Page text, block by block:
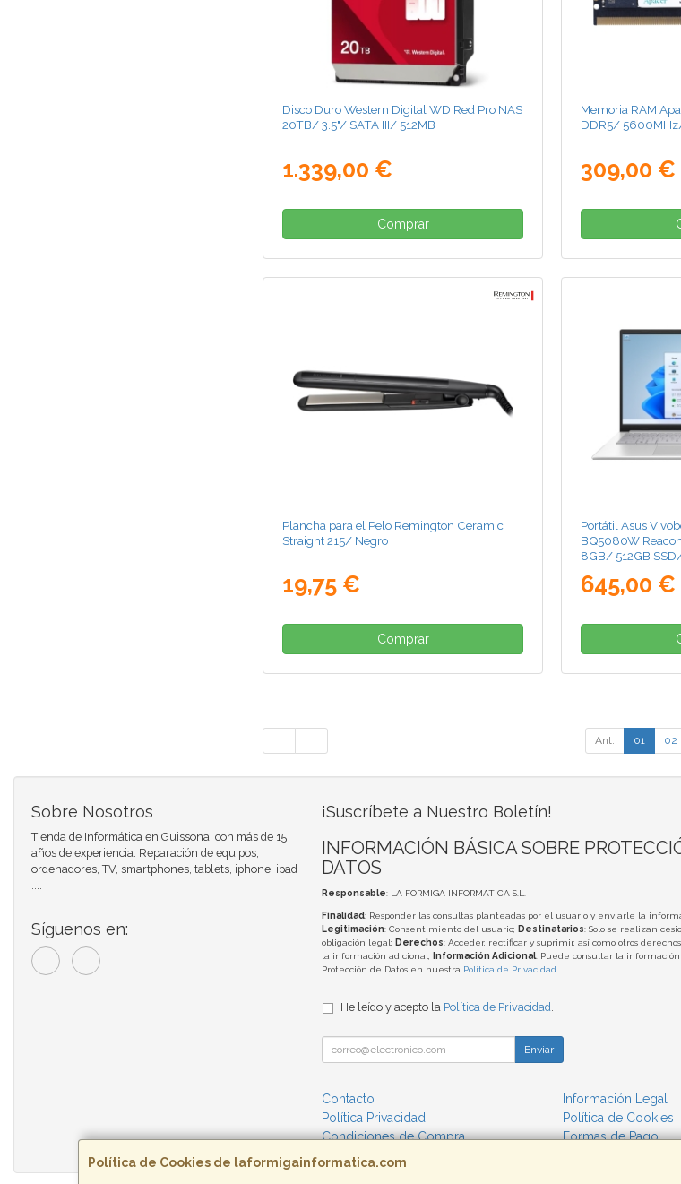
Disco Duro Western Digital WD Red Pro NAS
20TB/ 3.5"/ SATA III/ 512MB
1.339,00 €
Comprar
Memoria RAM
DDR5/
309,00 €
Plancha para el Pelo Remington Ceramic
Straight 215/ Negro
19,75 €
Comprar
Portátil Asus
BQ5080W
8GB/ 512GB
645,00 €
Ant. 01 02
Política de Cookies de laformigainformatica.com
Sobre Nosotros
Tienda de Informática en Guissona, con más de 15
años de experiencia. Reparación de equipos,
ordenadores, TV, smartphones, tablets, iphone, ipad
....
Síguenos en:
¡Suscríbete a Nuestro Boletín!
INFORMACIÓN BÁSICA SOBRE
DATOS
Responsable: LA FORMIGA INFORMATICA S.L.
Finalidad: Responder las consultas planteadas por el usuario y enviarle la
Legitimación: Consentimiento del usuario; Destinatarios: Solo se realizan
obligación legal; Derechos: Acceder, rectificar y suprimir, así como otros
la información adicional;
Información Adicional: Puede consultar la
Protección de Datos en nuestra Política de Privacidad.
He leído y acepto la Política de Privacidad.
Enviar
Contacto
Información Legal
Política Privacidad
Política de Cookies
Condiciones de Compra
Formas de Pago